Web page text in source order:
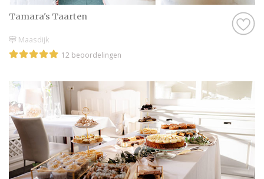
Tamara's Taarten
Maasdijk
12 beoordelingen